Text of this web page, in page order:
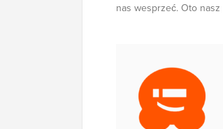
nas wesprzeć. Oto nasz